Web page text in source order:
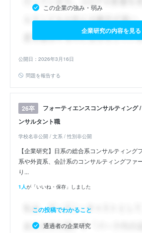
この企業の強み・弱み
企業研究の内容を見る
公開日：2026年3月16日
問題を報告する
26卒
フォーティエンスコンサルティング
ンサルタント職
学校名非公開 / 文系 / 性別非公開
【企業研究】日系の総合系コンサルティング
系や外資系、会計系のコンサルティングファ
り...
1人が「いいね・保存」しました
この投稿でわかること
通過者の企業研究